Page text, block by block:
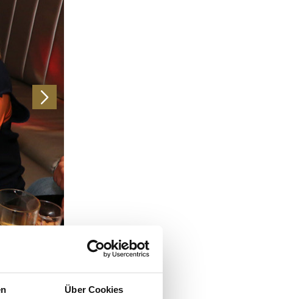
Über Cookies